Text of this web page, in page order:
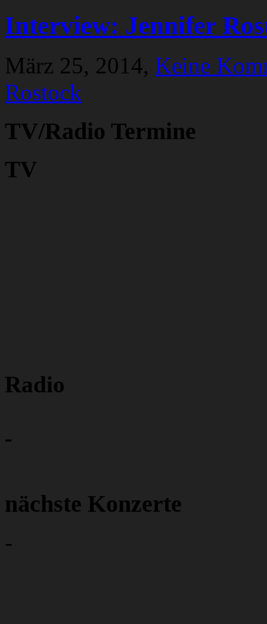
Interview: Jennifer
März 25, 2014, Keine
Rostock
TV/Radio Termine
TV
Radio
-
nächste Konzerte
-